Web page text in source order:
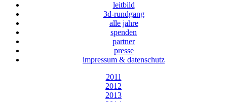
leitbild
3d-rundgang
alle jahre
spenden
partner
presse
impressum & datenschutz
2011
2012
2013